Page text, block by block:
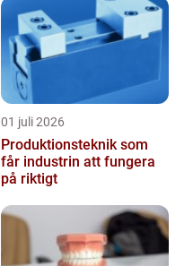
01 juli 2026
Produktionsteknik som
får industrin att fungera
på riktigt